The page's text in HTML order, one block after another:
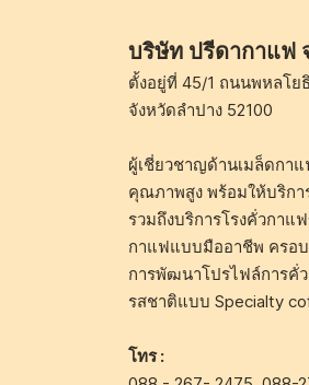
บริษัท ปรีดากาแฟ
ตั้งอยู่ที่ 45/1 ถนนพหลโย
จังหวัดลำปาง 52100
ผู้เชี่ยวชาญด้านเมล็ดกา
คุณภาพสูง พร้อมให้บริก
รวมถึงบริการโรงคั่วกาแ
กาแฟแบบมืออาชีพ ครอ
การพัฒนาโปรไฟล์การคั่
รสชาติแบบ Specialty
โทร :